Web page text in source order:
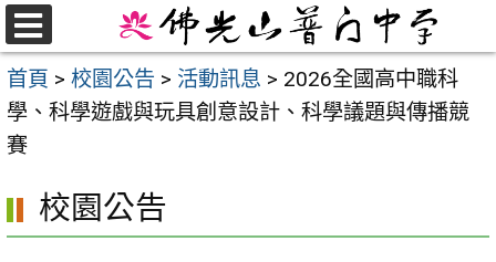
跳
至
主
要
內
首頁 > 校園公告 > 活動訊息 > 2026全國高中職科
學、科學遊戲與玩具創意設計、科學議題與傳播競
賽
校園公告
選
單